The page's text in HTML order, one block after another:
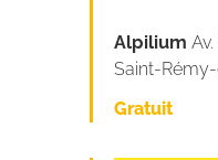
Alpilium
Saint-
Gratuit